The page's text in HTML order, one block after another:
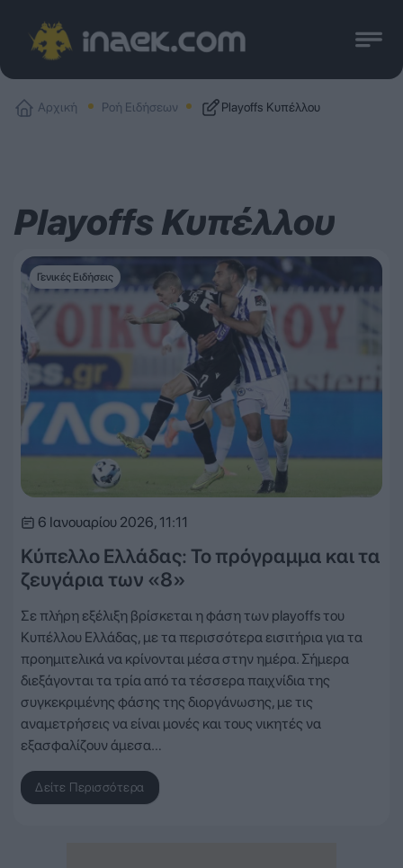
Αρχική Ροή Ειδήσεων Playoffs Κυπέλλου
Playoffs Κυπέλλου
Γενικές Ειδήσεις
6 Ιανουαρίου 2026, 11:11
Κύπελλο Ελλάδας: Το πρόγραμμα και τα
ζευγάρια των «8»
Σε πλήρη εξέλιξη βρίσκεται η φάση των playoffs του
Κυπέλλου Ελλάδας, με τα περισσότερα εισιτήρια για τα
προημιτελικά να κρίνονται μέσα στην ημέρα. Σήμερα
διεξάγονται τα τρία από τα τέσσερα παιχνίδια της
συγκεκριμένης φάσης της διοργάνωσης, με τις
αναμετρήσεις να είναι μονές και τους νικητές να
εξασφαλίζουν άμεσα…
Δείτε Περισσότερα